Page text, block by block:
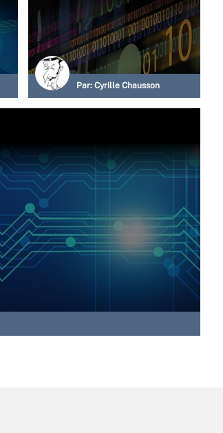
Par: Cyrille Chausson